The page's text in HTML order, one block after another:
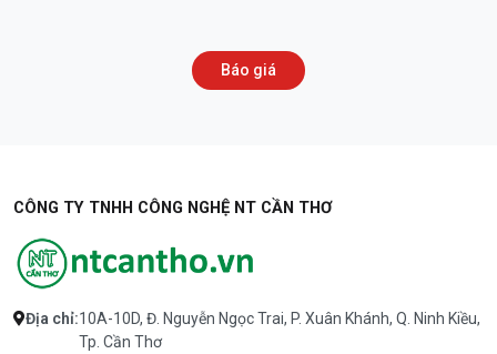
Báo giá
CÔNG TY TNHH CÔNG NGHỆ NT CẦN THƠ
Địa chỉ:10A-10D, Đ. Nguyễn Ngọc Trai, P. Xuân Khánh, Q. Ninh Kiều,
Tp. Cần Thơ